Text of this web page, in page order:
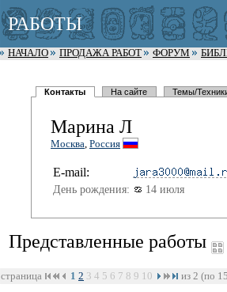
РАБОТЫ
НАЧАЛО ПРОДАЖА РАБОТ ФОРУМ
Контакты На сайте Темы/
Марина Л
Москва, Россия
E-mail:
День рождения: 14 июля
Представленные работы
страница 1 2 3 4 5 6 7 8 9 10 из 2 (по